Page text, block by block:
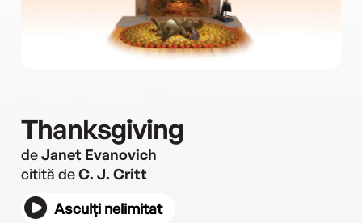
Thanksgiving
deJanet Evanovich
citită deC. J. Critt
Asculți nelimitat